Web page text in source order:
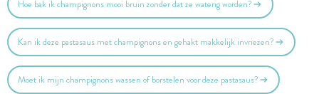
Hoe bak ik champignons mooi bruin zonder dat ze waterig worden?
Kan ik deze pastasaus met champignons en gehakt makkelijk invriezen?
Moet ik mijn champignons wassen of borstelen voor deze pastasaus?